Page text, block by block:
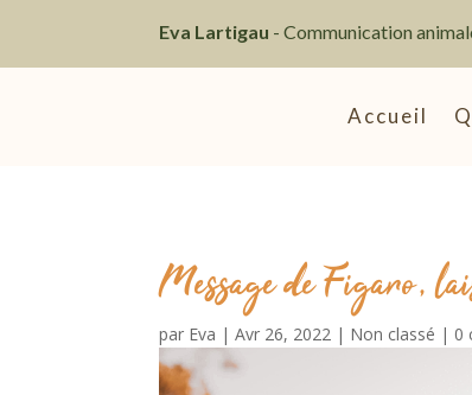
Eva Lartigau - Communication
Accueil
Message de Figaro,
par Eva |Avr 26, 2022 | Non classé | 0